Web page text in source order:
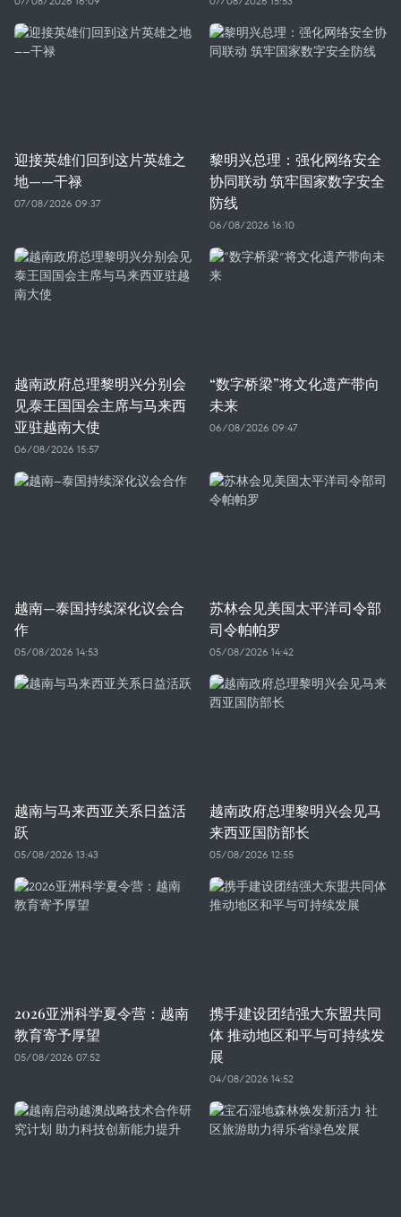
迎接英雄们回到这片英雄之
地——干禄
07/08/2026 09:37
黎明兴总理：强化网络安全
协同联动 筑牢国家数字安全
防线
06/08/2026 16:10
越南政府总理黎明兴分别会
见泰王国国会主席与马来西
亚驻越南大使
06/08/2026 15:57
“数字桥梁”将文化遗产带向
未来
06/08/2026 09:47
越南—泰国持续深化议会合
作
05/08/2026 14:53
苏林会见美国太平洋司令部
司令帕帕罗
05/08/2026 14:42
越南与马来西亚关系日益活
跃
05/08/2026 13:43
越南政府总理黎明兴会见马
来西亚国防部长
05/08/2026 12:55
2026亚洲科学夏令营：越南
教育寄予厚望
05/08/2026 07:52
携手建设团结强大东盟共同
体 推动地区和平与可持续发
展
04/08/2026 14:52